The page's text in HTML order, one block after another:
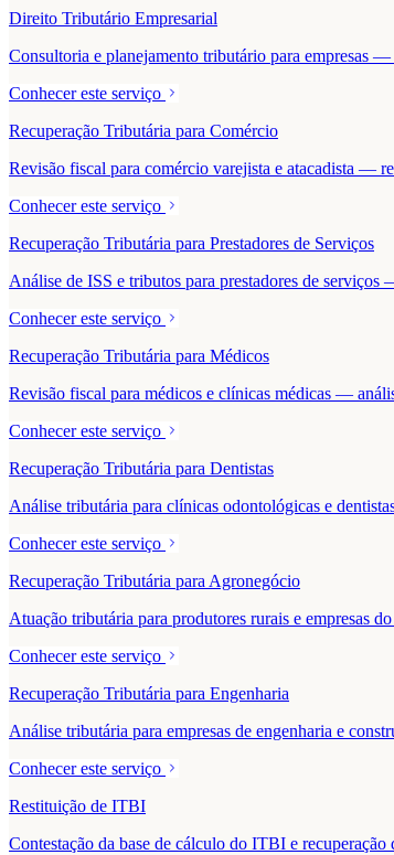
Direito Tributário Empresarial
Consultoria e planejamento tributário para empresas
Conhecer este serviço
Recuperação Tributária para Comércio
Revisão fiscal para comércio varejista e atacadista —
Conhecer este serviço
Recuperação Tributária para Prestadores de Serviços
Análise de ISS e tributos para prestadores de
Conhecer este serviço
Recuperação Tributária para Médicos
Revisão fiscal para médicos e clínicas médicas —
Conhecer este serviço
Recuperação Tributária para Dentistas
Análise tributária para clínicas odontológicas e
Conhecer este serviço
Recuperação Tributária para Agronegócio
Atuação tributária para produtores rurais e empresas
Conhecer este serviço
Recuperação Tributária para Engenharia
Análise tributária para empresas de engenharia e
Conhecer este serviço
Restituição de ITBI
Contestação da base de cálculo do ITBI e